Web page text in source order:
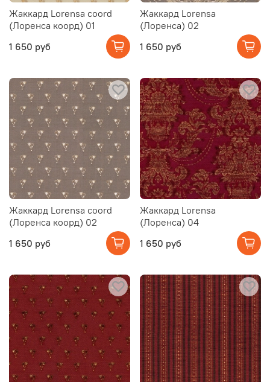
Жаккард Lorensa coord
(Лоренса коорд) 01
1 650 руб
Жаккард Lorensa
(Лоренса) 02
1 650 руб
Жаккард Lorensa coord
(Лоренса коорд) 02
1 650 руб
Жаккард Lorensa
(Лоренса) 04
1 650 руб